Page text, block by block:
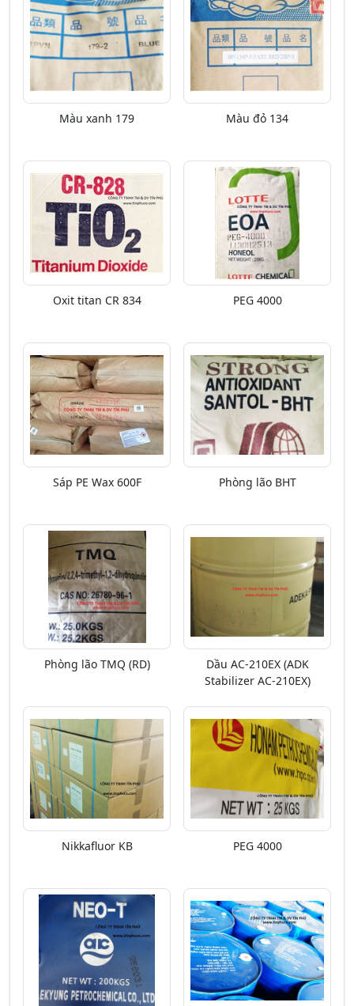
Màu xanh 179 Màu đỏ 134
Oxit titan CR 834 PEG 4000
Sáp PE Wax 600F Phòng lão BHT
Phòng lão TMQ (RD)
Dầu AC-210EX (ADK
Stabilizer AC-210EX)
Nikkafluor KB PEG 4000